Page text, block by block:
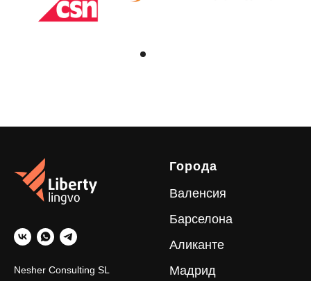
Nesher Consulting SL
Города
Валенсия
Барселона
Аликанте
Мадрид